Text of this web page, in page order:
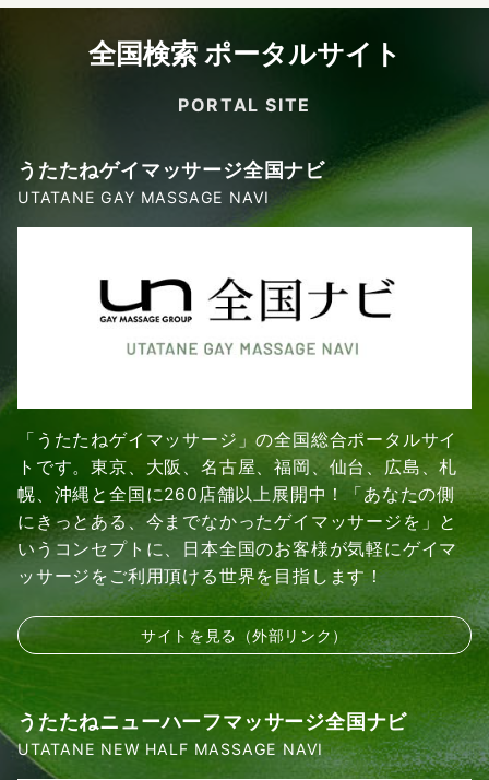
全国検索 ポータルサイト
PORTAL SITE
うたたねゲイマッサージ全国ナビ
UTATANE GAY MASSAGE NAVI
「うたたねゲイマッサージ」の全国総合ポータルサイ
トです。東京、大阪、名古屋、福岡、仙台、広島、札
幌、沖縄と全国に260店舗以上展開中！「あなたの側
にきっとある、今までなかったゲイマッサージを」と
いうコンセプトに、日本全国のお客様が気軽にゲイマ
ッサージをご利用頂ける世界を目指します！
サイトを見る（外部リンク）
うたたねニューハーフマッサージ全国ナビ
UTATANE NEW HALF MASSAGE NAVI